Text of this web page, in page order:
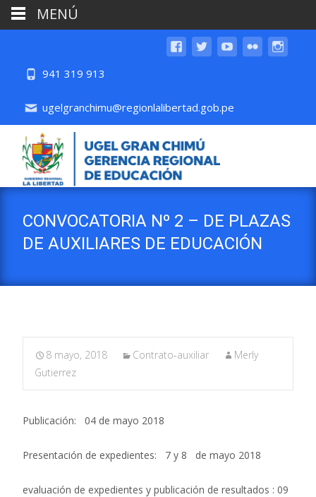
941 319 913
ugelgranchimu@regionlalibertad.gob.pe
CONVOCATORIA Nº 2 – DE PLAZAS
DE AUXILIARES DE EDUCACIÓN
8 mayo, 2018 Contrato-auxiliar
Merly
Gutierrez
Publicación: 04 de mayo 2018
Presentación de expedientes: 7 y 8 de mayo 2018
evaluación de expedientes y publicación de resultados : 09
MENÚ